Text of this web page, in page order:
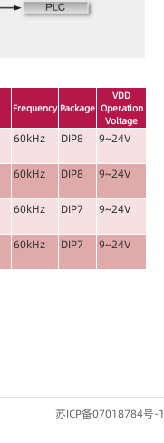
Frequency Package
VDD
Operation
Voltage
60kHz DIP8 9~24V
60kHz DIP8 9~24V
60kHz DIP7 9~24V
60kHz DIP7 9~24V
苏ICP备07018784号-1